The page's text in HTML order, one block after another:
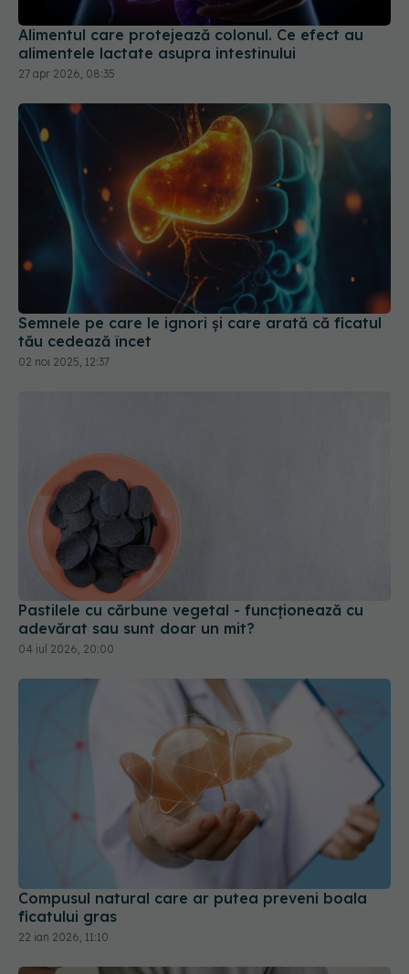
Alimentul care protejează colonul. Ce efect au
alimentele lactate asupra intestinului
27 apr 2026, 08:35
Semnele pe care le ignori și care arată că ficatul
tău cedează încet
02 noi 2025, 12:37
Pastilele cu cărbune vegetal - funcționează cu
adevărat sau sunt doar un mit?
04 iul 2026, 20:00
Compusul natural care ar putea preveni boala
ficatului gras
22 ian 2026, 11:10